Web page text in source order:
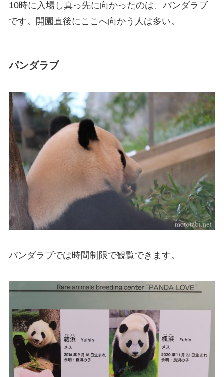
10時に入場し真っ先に向かったのは、パンダラブ
です。開園直後にここへ向かう人は多い。
パンダラブ
パンダラブでは時間制限で観覧できます。